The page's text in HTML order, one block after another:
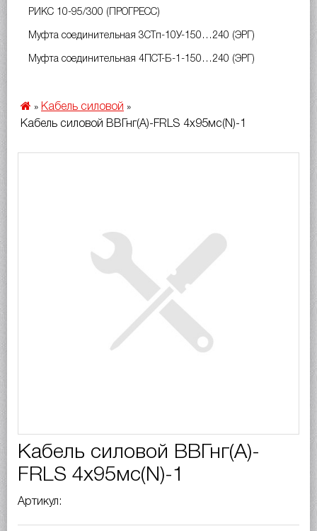
РИКС 10-95/300 (ПРОГРЕСС)
Муфта соединительная 3СТп-10У-150…240 (ЭРГ)
Муфта соединительная 4ПСТ-Б-1-150…240 (ЭРГ)
» Кабель силовой »
Кабель силовой ВВГнг(A)-FRLS 4х95мс(N)-1
Кабель силовой ВВГнг(A)-
FRLS 4х95мс(N)-1
Артикул: